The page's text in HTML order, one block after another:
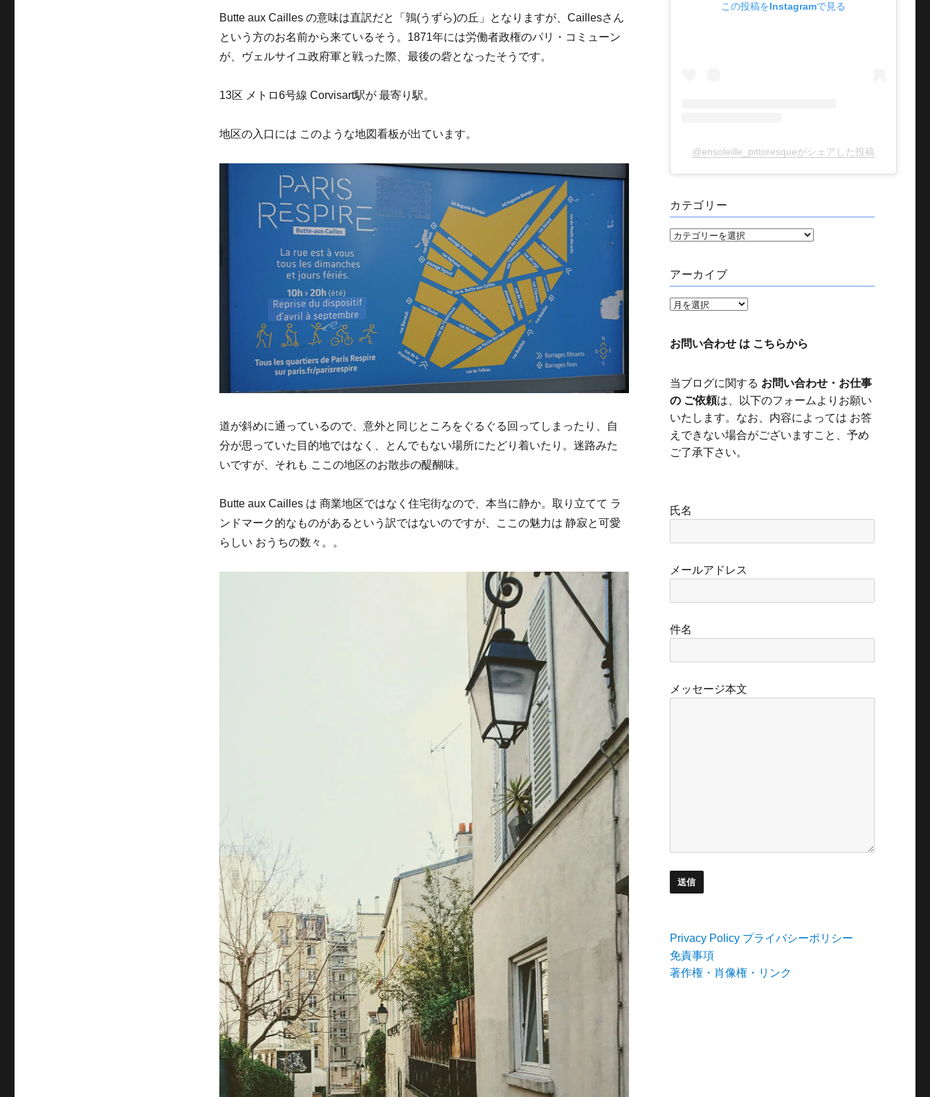
Butte aux Cailles の意味は直訳だと「鶉(うずら)の丘」となりますが、Caillesさん
という方のお名前から来ているそう。1871年には労働者政権のパリ・コミューン
が、ヴェルサイユ政府軍と戦った際、最後の砦となったそうです。
13区 メトロ6号線 Corvisart駅が 最寄り駅。
地区の入口には このような地図看板が出ています。
道が斜めに通っているので、意外と同じところをぐるぐる回ってしまったり、自
分が思っていた目的地ではなく、とんでもない場所にたどり着いたり。迷路みた
いですが、それも ここの地区のお散歩の醍醐味。
Butte aux Cailles は 商業地区ではなく住宅街なので、本当に静か。取り立てて ラ
ンドマーク的なものがあるという訳ではないのですが、ここの魅力は 静寂と可愛
らしい おうちの数々。。
この投稿をInstagramで見る
@ensoleille_pittoresqueがシェアした投稿
カテゴリー
カ
ゴ
リ
ー
アーカイブ
ア
カ
お問い合わせ は こちらから
当ブログに関する お問い合わせ・お仕事
の ご依頼は、以下のフォームよりお願い
いたします。なお、内容によっては お答
えできない場合がございますこと、予め
ご了承下さい。
氏名
メールアドレス
件名
メッセージ本文
Privacy Policy プライバシーポリシー
免責事項
著作権・肖像権・リンク